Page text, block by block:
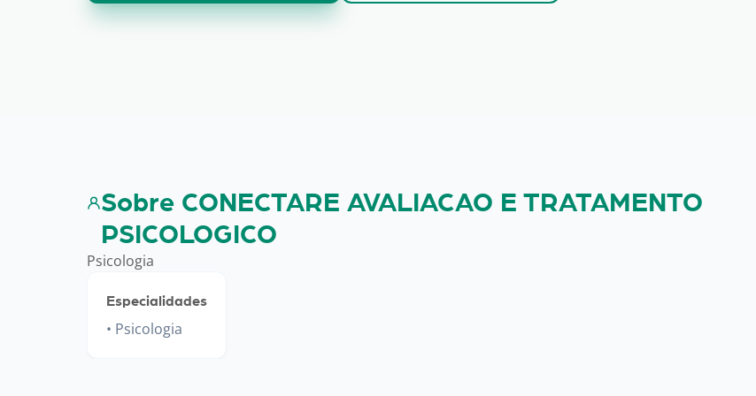
Sobre CONECTARE AVALIACAO E TRATAMENTO
PSICOLOGICO
Psicologia
Especialidades
Psicologia